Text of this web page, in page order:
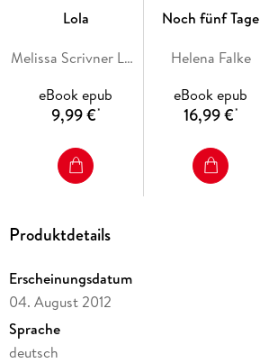
Lola
Melissa Scrivner Love
eBook epub
9,99 €*
Noch fünf Tage
Helena Falke
eBook epub
16,99 €*
Produktdetails
Erscheinungsdatum
04. August 2012
Sprache
deutsch